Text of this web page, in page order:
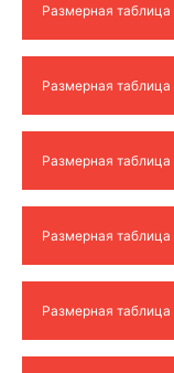
Размерная
Размерная
Размерная
Размерная
Размерная